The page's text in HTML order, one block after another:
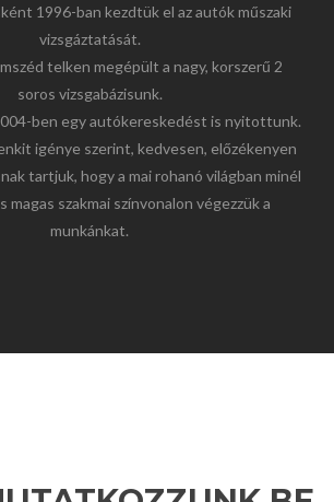
1996-ban kezdtük el az autók műszaki
vizsgáztatását.
telken megépült a nagy, korszerű 2
soros vizsgabázisunk.
ben egy autókereskedést is nyitottunk.
igénye szerint, kedvesen, előzékenyen
tartjuk, hogy a mai rohanó világban minél
magas szakmai színvonalon végezzük a
munkánkat.